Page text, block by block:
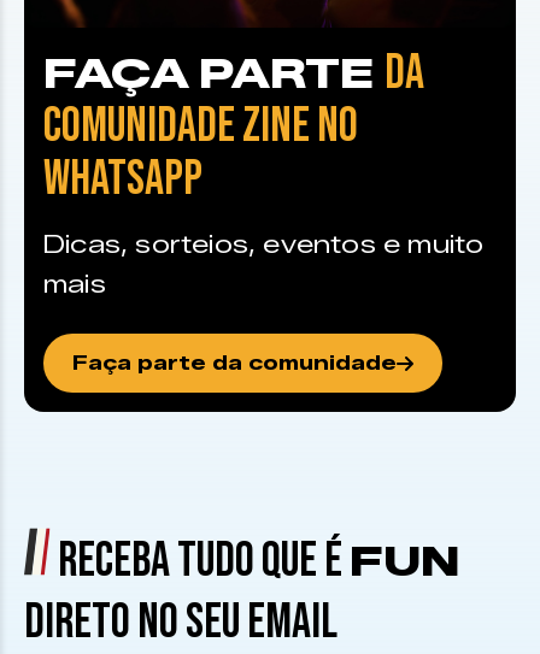
FAÇA PARTE DA
COMUNIDADE ZINE NO
WHATSAPP
Dicas, sorteios, eventos e muito
mais
Faça parte da comunidade
RECEBA TUDO QUE É FUN
DIRETO NO SEU EMAIL